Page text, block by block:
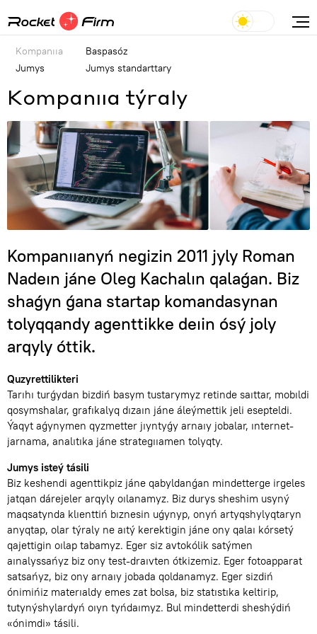
Kompanııa
Jumys
Baspasóz
Jumys standarttary
Kompanııa týraly
Kompanııanyń negizin 2011 jyly Roman
Nadeın jáne Oleg Kachalın qalaǵan. Biz
shaǵyn ǵana startap komandasynan
tolyqqandy agenttikke deıin ósý joly
arqyly óttik.
Quzyrettilikteri
Tarıhı turǵydan bizdiń basym tustarymyz retinde saıttar, mobıldi
qosymshalar, grafıkalyq dızaın jáne áleýmettik jeli esepteldi.
Ýaqyt aǵynymen qyzmetter jıyntyǵy arnaıy jobalar, ınternet-
jarnama, analıtıka jáne strategııamen tolyqty.
Jumys isteý tásili
Biz keshendi agenttikpiz jáne qabyldanǵan mindetterge irgeles
jatqan dárejeler arqyly oılanamyz. Biz durys sheshim usyný
maqsatynda klıenttiń bıznesin uǵynyp, onyń artyqshylyqtaryn
anyqtap, olar týraly ne aıtý kerektigin jáne ony qalaı kórsetý
qajettigin oılap tabamyz. Eger siz avtokólik satýmen
aınalyssańyz biz ony test-draıvten ótkizemiz. Eger fotoapparat
satsańyz, biz ony arnaıy jobada qoldanamyz. Eger sizdiń
ónimińiz materıaldy emes zat bolsa, biz statıstıka keltirip,
tutynýshylardyń oıyn tyńdaımyz. Bul mindetterdi sheshýdiń
«ónimdi» tásili.